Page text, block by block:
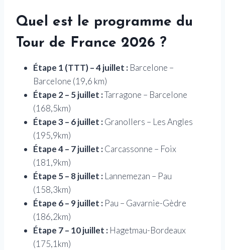
Quel est le programme du
Tour de France 2026 ?
Étape 1 (TTT) – 4 juillet : Barcelone –
Barcelone (19,6 km)
Étape 2 – 5 juillet :Tarragone – Barcelone
(168,5km)
Étape 3 – 6 juillet :Granollers – Les Angles
(195,9km)
Étape 4 – 7 juillet :Carcassonne – Foix
(181,9km)
Étape 5 – 8 juillet : Lannemezan – Pau
(158,3km)
Étape 6 – 9 juillet : Pau – Gavarnie-Gèdre
(186,2km)
Étape 7 – 10 juillet : Hagetmau-Bordeaux
(175,1km)